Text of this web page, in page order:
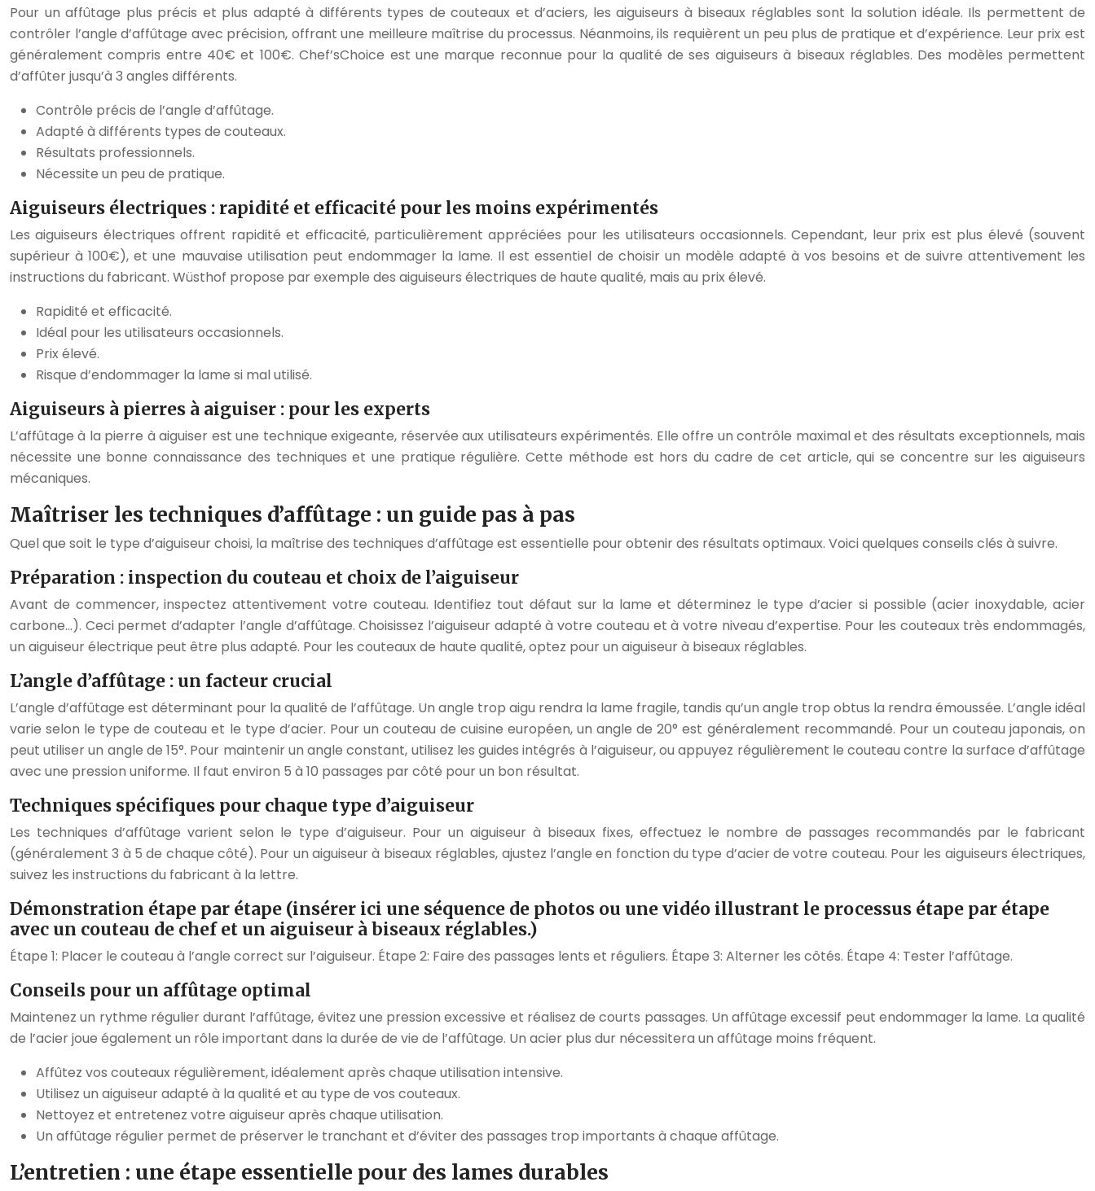
Pour un affûtage plus précis et plus adapté à différents types de couteaux et d’aciers, les aiguiseurs à biseaux réglables sont la solution idéale. Ils permettent de
contrôler l’angle d’affûtage avec précision, offrant une meilleure maîtrise du processus. Néanmoins, ils requièrent un peu plus de pratique et d’expérience. Leur prix est
généralement compris entre 40€ et 100€. Chef’sChoice est une marque reconnue pour la qualité de ses aiguiseurs à biseaux réglables. Des modèles permettent
d’affûter jusqu’à 3 angles différents.
Contrôle précis de l’angle d’affûtage.
Adapté à différents types de couteaux.
Résultats professionnels.
Nécessite un peu de pratique.
Aiguiseurs électriques : rapidité et efficacité pour les moins expérimentés
Les aiguiseurs électriques offrent rapidité et efficacité, particulièrement appréciées pour les utilisateurs occasionnels. Cependant, leur prix est plus élevé (souvent
supérieur à 100€), et une mauvaise utilisation peut endommager la lame. Il est essentiel de choisir un modèle adapté à vos besoins et de suivre attentivement les
instructions du fabricant. Wüsthof propose par exemple des aiguiseurs électriques de haute qualité, mais au prix élevé.
Rapidité et efficacité.
Idéal pour les utilisateurs occasionnels.
Prix élevé.
Risque d’endommager la lame si mal utilisé.
Aiguiseurs à pierres à aiguiser : pour les experts
L’affûtage à la pierre à aiguiser est une technique exigeante, réservée aux utilisateurs expérimentés. Elle offre un contrôle maximal et des résultats exceptionnels, mais
nécessite une bonne connaissance des techniques et une pratique régulière. Cette méthode est hors du cadre de cet article, qui se concentre sur les aiguiseurs
mécaniques.
Maîtriser les techniques d’affûtage : un guide pas à pas
Quel que soit le type d’aiguiseur choisi, la maîtrise des techniques d’affûtage est essentielle pour obtenir des résultats optimaux. Voici quelques conseils clés à suivre.
Préparation : inspection du couteau et choix de l’aiguiseur
Avant de commencer, inspectez attentivement votre couteau. Identifiez tout défaut sur la lame et déterminez le type d’acier si possible (acier inoxydable, acier
carbone…). Ceci permet d’adapter l’angle d’affûtage. Choisissez l’aiguiseur adapté à votre couteau et à votre niveau d’expertise. Pour les couteaux très endommagés,
un aiguiseur électrique peut être plus adapté. Pour les couteaux de haute qualité, optez pour un aiguiseur à biseaux réglables.
L’angle d’affûtage : un facteur crucial
L’angle d’affûtage est déterminant pour la qualité de l’affûtage. Un angle trop aigu rendra la lame fragile, tandis qu’un angle trop obtus la rendra émoussée. L’angle idéal
varie selon le type de couteau et le type d’acier. Pour un couteau de cuisine européen, un angle de 20° est généralement recommandé. Pour un couteau japonais, on
peut utiliser un angle de 15°. Pour maintenir un angle constant, utilisez les guides intégrés à l’aiguiseur, ou appuyez régulièrement le couteau contre la surface d’affûtage
avec une pression uniforme. Il faut environ 5 à 10 passages par côté pour un bon résultat.
Techniques spécifiques pour chaque type d’aiguiseur
Les techniques d’affûtage varient selon le type d’aiguiseur. Pour un aiguiseur à biseaux fixes, effectuez le nombre de passages recommandés par le fabricant
(généralement 3 à 5 de chaque côté). Pour un aiguiseur à biseaux réglables, ajustez l’angle en fonction du type d’acier de votre couteau. Pour les aiguiseurs électriques,
suivez les instructions du fabricant à la lettre.
Démonstration étape par étape (insérer ici une séquence de photos ou une vidéo illustrant le processus étape par étape
avec un couteau de chef et un aiguiseur à biseaux réglables.)
Étape 1: Placer le couteau à l’angle correct sur l’aiguiseur. Étape 2: Faire des passages lents et réguliers. Étape 3: Alterner les côtés. Étape 4: Tester l’affûtage.
Conseils pour un affûtage optimal
Maintenez un rythme régulier durant l’affûtage, évitez une pression excessive et réalisez de courts passages. Un affûtage excessif peut endommager la lame. La qualité
de l’acier joue également un rôle important dans la durée de vie de l’affûtage. Un acier plus dur nécessitera un affûtage moins fréquent.
Affûtez vos couteaux régulièrement, idéalement après chaque utilisation intensive.
Utilisez un aiguiseur adapté à la qualité et au type de vos couteaux.
Nettoyez et entretenez votre aiguiseur après chaque utilisation.
Un affûtage régulier permet de préserver le tranchant et d’éviter des passages trop importants à chaque affûtage.
L’entretien : une étape essentielle pour des lames durables